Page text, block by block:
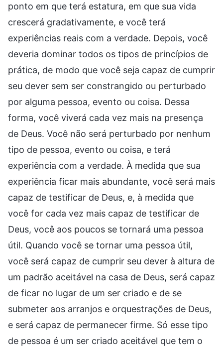
ponto em que terá estatura, em que sua vida
crescerá gradativamente, e você terá
experiências reais com a verdade. Depois, você
deveria dominar todos os tipos de princípios de
prática, de modo que você seja capaz de cumprir
seu dever sem ser constrangido ou perturbado
por alguma pessoa, evento ou coisa. Dessa
forma, você viverá cada vez mais na presença
de Deus. Você não será perturbado por nenhum
tipo de pessoa, evento ou coisa, e terá
experiência com a verdade. À medida que sua
experiência ficar mais abundante, você será mais
capaz de testificar de Deus, e, à medida que
você for cada vez mais capaz de testificar de
Deus, você aos poucos se tornará uma pessoa
útil. Quando você se tornar uma pessoa útil,
você será capaz de cumprir seu dever à altura de
um padrão aceitável na casa de Deus, será capaz
de ficar no lugar de um ser criado e de se
submeter aos arranjos e orquestrações de Deus,
e será capaz de permanecer firme. Só esse tipo
de pessoa é um ser criado aceitável que tem o